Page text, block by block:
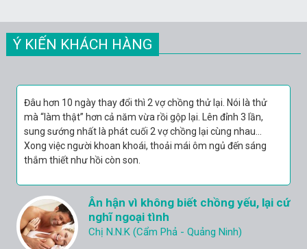
Ý KIẾN KHÁCH HÀNG
Chỉ sau 2 tuần sử dụng Sâm nhung cường lực Tuệ Linh, sức
khỏe của anh Hiển tốt lên trông thấy: người khỏe hẳn ra,
không còn đau lưng, mỏi gối nữa, da dẻ cũng hồng hào hơn
trước. Vui mừng trước tín hiệu khả quan này anh tiếp tục
mua thêm về uống. Sau 1 tháng sử dụng kiên trì, anh thấy
thanh niên, người lúc nào cũng tràn đầy năng lượng và đặc
biệt chuyện vợ chồng thì không phải nói, cứ đều như vắt
chanh 3 lần mỗi tuần và nhập cuộc một cách đầy lửa.
Quý ông Hà Thành chia sẻ bí quyết
lâm trận như vũ báo ở tuổi 50
anh Vũ Văn Hiển (50 tuổi) - Hoàng Mai, HN